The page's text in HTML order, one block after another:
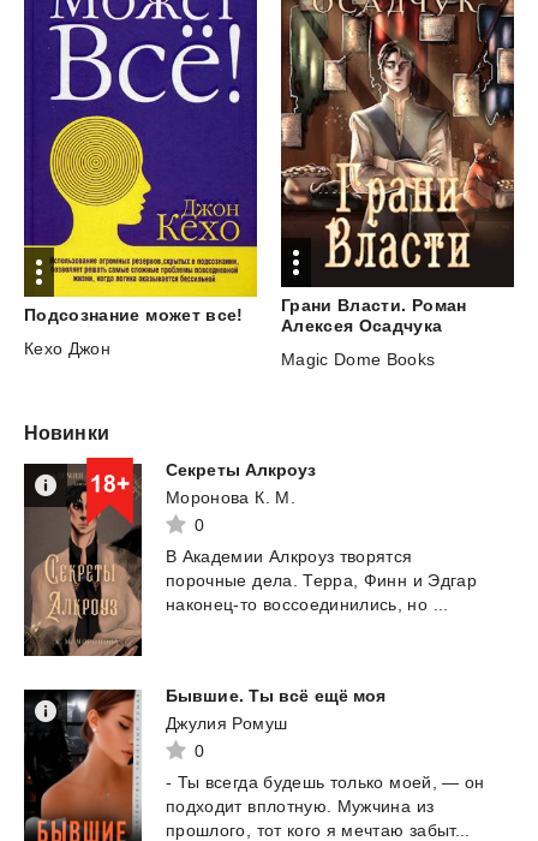
Подсознание может все!
Кехо Джон
Грани Власти. Роман
Алексея Осадчука
Magic Dome Books
Новинки
Секреты Алкроуз
Моронова К. М.
0
В Академии Алкроуз творятся
порочные дела. Терра, Финн и Эдгар
наконец-то воссоединились, но
Бывшие. Ты всё ещё моя
Джулия Ромуш
0
- Ты всегда будешь только моей, — он
подходит вплотную. Мужчина из
прошлого,
тот кого я мечтаю забыт...